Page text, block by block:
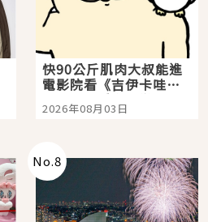
快90公斤肌肉大叔能進
電影院看《吉伊卡哇》
嗎？日本重金屬樂團
「打首」會長與nagano
2026年08月03日
No.8